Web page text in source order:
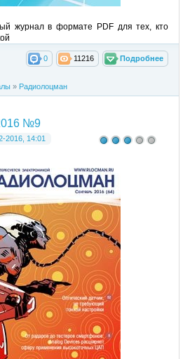
журнал в формате PDF для тех, кто
Подробнее
11216
0
» Радиолоцман
№9
2016, 14:01